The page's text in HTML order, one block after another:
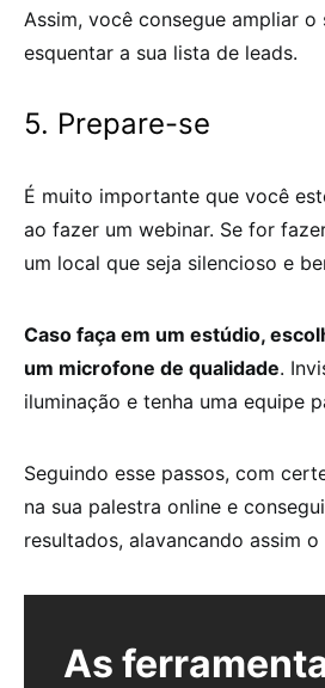
Assim, você consegue ampliar o
esquentar a sua lista de leads.
5. Prepare-se
É muito importante que você
ao fazer um webinar. Se for
um local que seja silencioso e
Caso faça em um estúdio,
um microfone de qualidade.
iluminação e tenha uma equipe
Seguindo esse passos, com
na sua palestra online e
resultados, alavancando assim
As